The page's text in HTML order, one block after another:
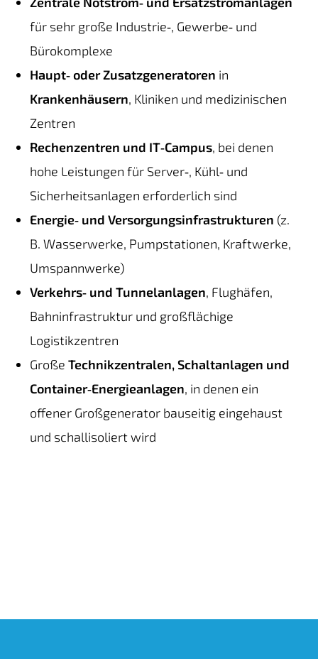
für sehr große Industrie‑, Gewerbe‑ und
Bürokomplexe
Haupt‑ oder Zusatzgeneratoren in
Krankenhäusern, Kliniken und medizinischen
Zentren
Rechenzentren und IT‑Campus, bei denen
hohe Leistungen für Server‑, Kühl‑ und
Sicherheitsanlagen erforderlich sind
Energie‑ und Versorgungsinfrastrukturen (z.
B. Wasserwerke, Pumpstationen, Kraftwerke,
Umspannwerke)
Verkehrs‑ und Tunnelanlagen, Flughäfen,
Bahninfrastruktur und großflächige
Logistikzentren
GroßeTechnikzentralen, Schaltanlagen und
Container‑Energieanlagen, in denen ein
offener Großgenerator bauseitig eingehaust
und schallisoliert wird